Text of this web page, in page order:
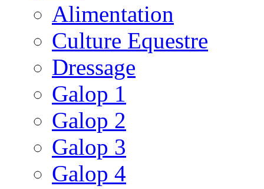
Alimentation
Culture Equestre
Dressage
Galop 1
Galop 2
Galop 3
Galop 4